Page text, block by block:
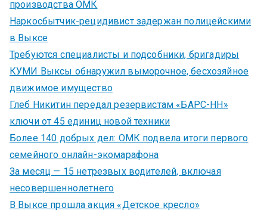
производства ОМК
Наркосбытчик-рецидивист задержан полицейскими
в Выксе
Требуются специалисты и подсобники, бригадиры
КУМИ Выксы обнаружил выморочное, бесхозяйное
движимое имущество
Глеб Никитин передал резервистам «БАРС-НН»
ключи от 45 единиц новой техники
Более 140 добрых дел: ОМК подвела итоги первого
семейного онлайн-экомарафона
За месяц — 15 нетрезвых водителей, включая
несовершеннолетнего
В Выксе прошла акция «Детское кресло»